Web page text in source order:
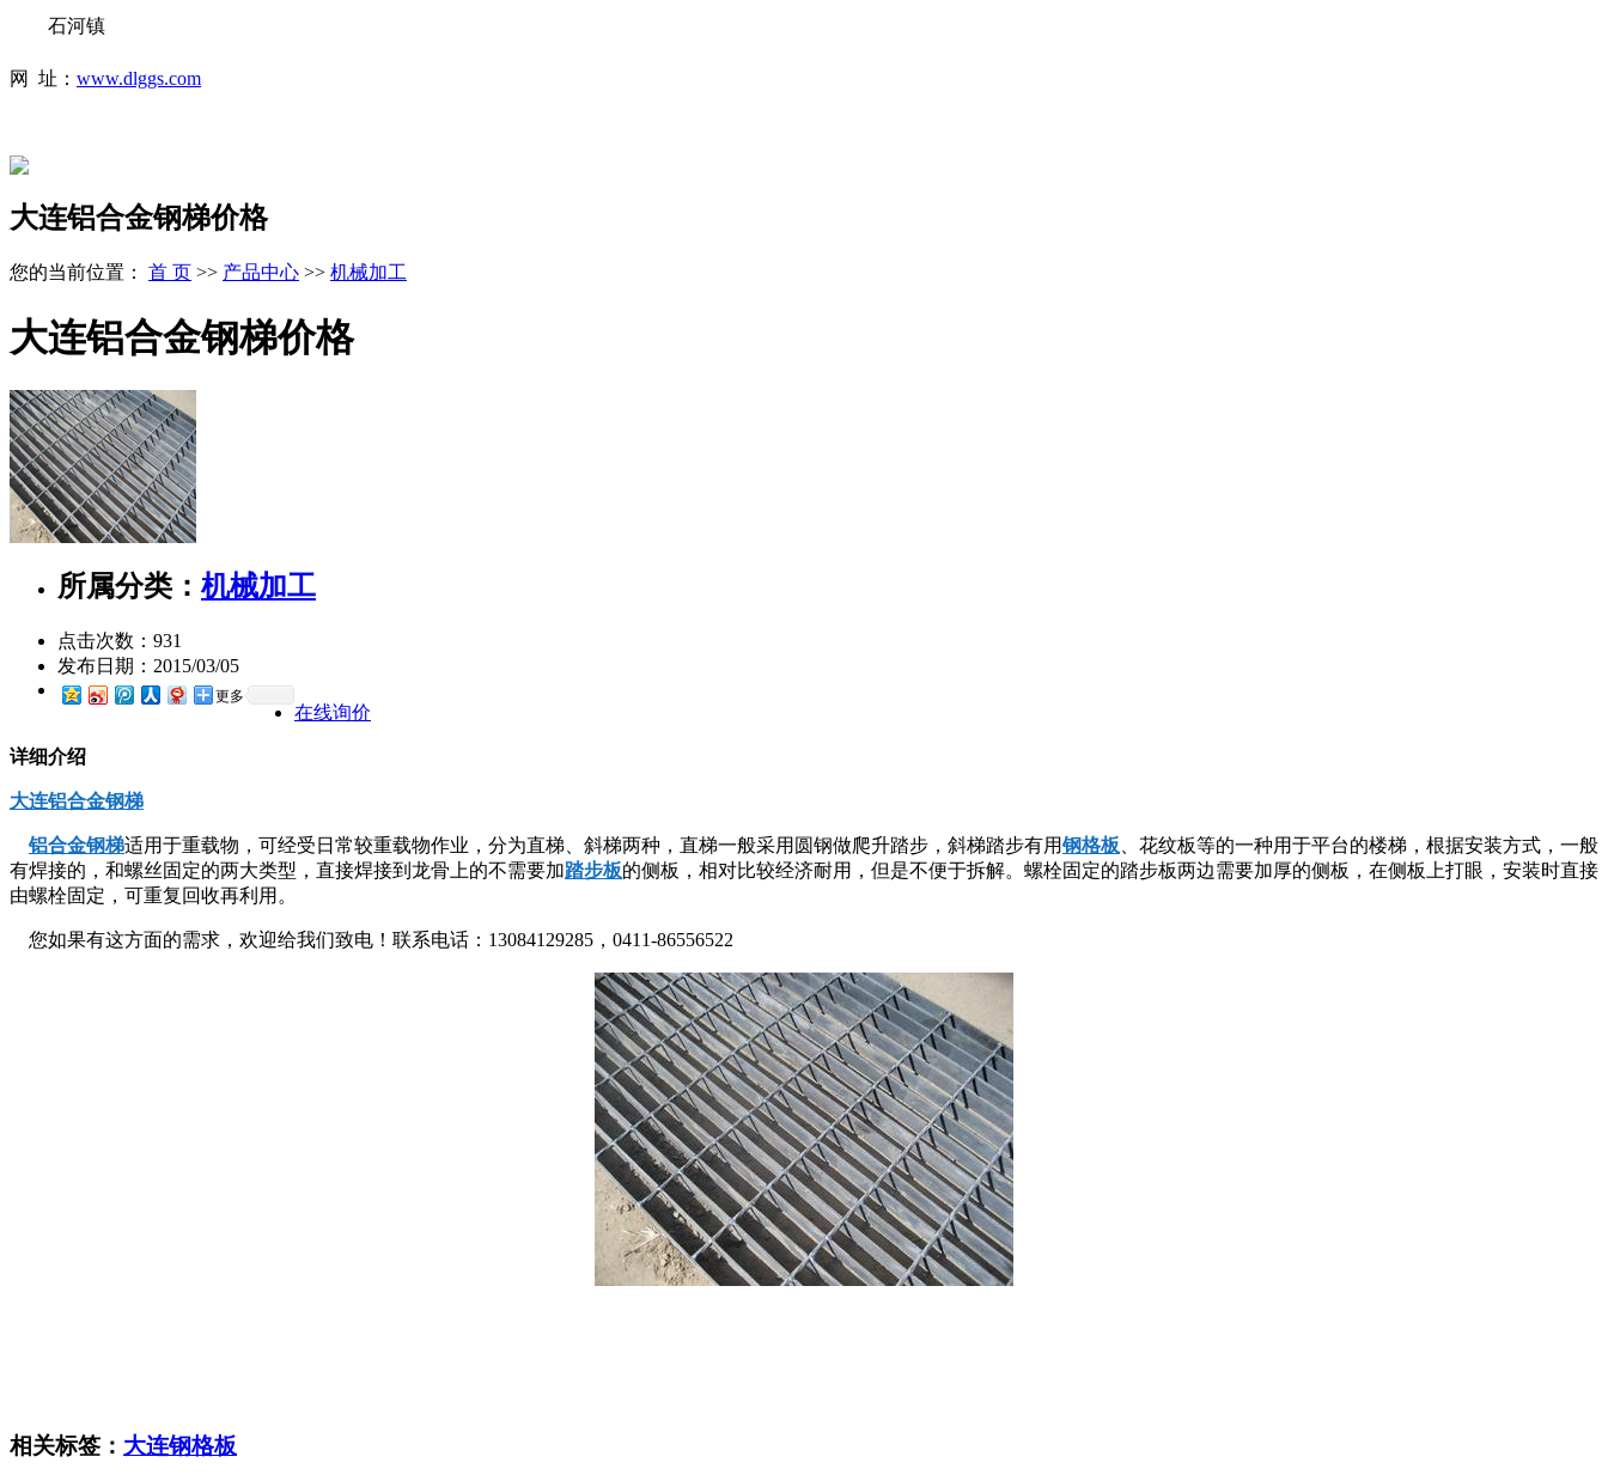
石河镇
网 址： www.dlggs.com
大连铝合金钢梯价格
您的当前位置： 首 页 >> 产品中心 >> 机械加工
大连铝合金钢梯价格
所属分类： 机械加工
点击次数： 931
发布日期： 2015/03/05
更多
在线询价
详细介绍
大连铝合金钢梯
铝合金钢梯适用于重载物，可经受日常较重载物作业，分为直梯、斜梯两种，直梯一般采用圆钢做爬升踏步，斜梯踏步有用钢格板 、花纹板等的一种用于平台的楼梯，根据安装方式，一般
有焊接的，和螺丝固定的两大类型，直接焊接到龙骨上的不需要加踏步板的侧板，相对比较经济耐用，但是不便于拆解。螺栓固定的踏步板两边需要加厚的侧板，在侧板上打眼，安装时直接
由螺栓固定，可重复回收再利用。
您如果有这方面的需求，欢迎给我们致电！联系电话：13084129285，0411-86556522
相关标签： 大连钢格板